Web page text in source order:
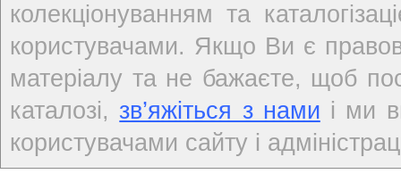
колекціонуванням та
користувачами. Якщо Ви є
матеріалу та не бажаєте, щоб
каталозі,зв’яжіться з нами і ми
користувачами сайту і